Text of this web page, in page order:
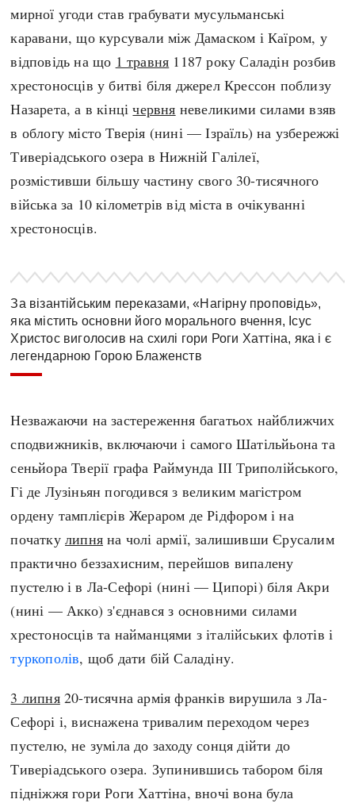
мирної угоди став грабувати мусульманські
каравани, що курсували між Дамаском і Каїром, у
відповідь на що 1 травня 1187 року Саладін розбив
хрестоносців у битві біля джерел Крессон поблизу
Назарета, а в кінцічервня невеликими силами взяв
в облогу місто Тверія (нині — Ізраїль) на узбережжі
Тиверіадського озера в Нижній Галілеї,
розмістивши більшу частину свого 30-тисячного
війська за 10 кілометрів від міста в очікуванні
хрестоносців.
За візантійським переказами, «Нагірну проповідь»,
яка містить основни його морального вчення, Ісус
Христос виголосив на схилі гори Роги Хаттіна, яка і є
легендарною Горою Блаженств
Незважаючи на застереження багатьох найближчих
сподвижників, включаючи і самого Шатільйьона та
сеньйора Тверії графа Раймунда ІІІ Триполійського,
Гі де Лузіньян погодився з великим магістром
ордену тамплієрів Жераром де Рідфором і на
початкулипня на чолі армії, залишивши Єрусалим
практично беззахисним, перейшов випалену
пустелю і в Ла-Сефорі (нині — Ципорі) біля Акри
(нині — Акко) з'єднався з основними силами
хрестоносців та найманцями з італійських флотів і
туркополів, щоб дати бій Саладіну.
3 липня20-тисячна армія франків вирушила з Ла-
Сефорі і, виснажена тривалим переходом через
пустелю, не зуміла до заходу сонця дійти до
Тиверіадського озера. Зупинившись табором біля
підніжжя гори Роги Хаттіна, вночі вона була